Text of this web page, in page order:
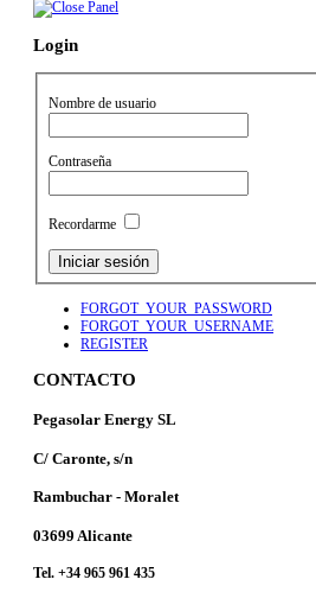
Login
Nombre de usuario
Contraseña
Recordarme
FORGOT_YOUR_PASSWORD
FORGOT_YOUR_USERNAME
REGISTER
CONTACTO
Pegasolar Energy SL
C/ Caronte, s/n
Rambuchar - Moralet
03699 Alicante
Tel. +34 965 961 435